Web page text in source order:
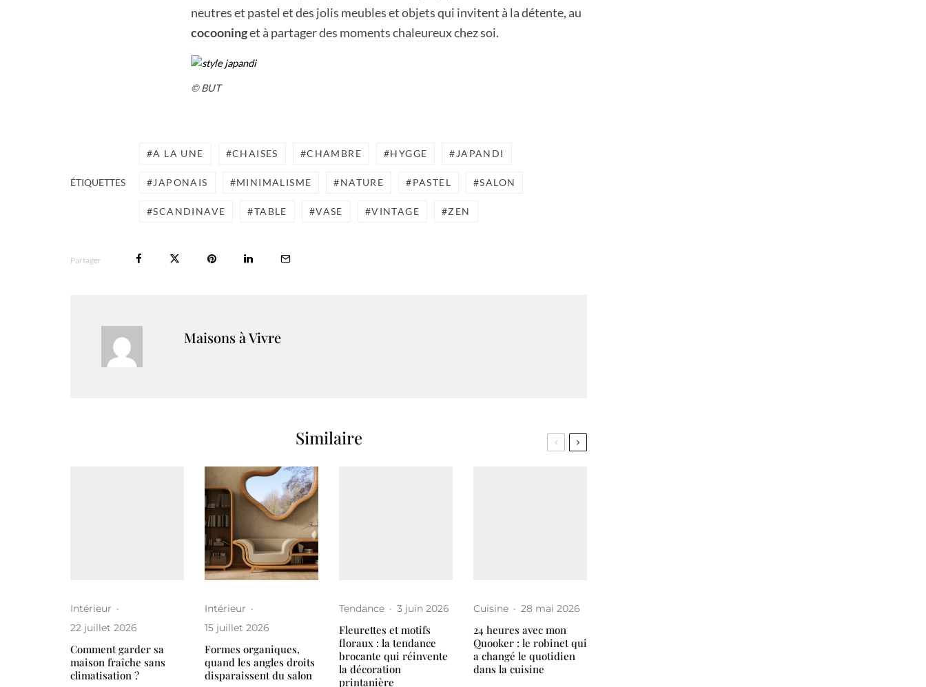
neutres et pastel et des jolis meubles et objets qui invitent à la détente, au
cocooninget à partager des moments chaleureux chez soi.
© BUT
ÉTIQUETTES
A LA UNE CHAISES CHAMBRE HYGGE JAPANDI
JAPONAIS MINIMALISME NATURE PASTEL SALON
SCANDINAVE TABLE VASE VINTAGE ZEN
Partager
Maisons à Vivre
Similaire
Intérieur ·
22 juillet 2026
Comment garder sa
maison fraîche sans
climatisation ?
Intérieur ·
15 juillet 2026
Formes organiques,
quand les angles droits
disparaissent du salon
Tendance · 3 juin 2026
Fleurettes et motifs
floraux : la tendance
brocante qui réinvente
la décoration
printanière
Cuisine · 28 mai 2026
24 heures avec mon
Quooker : le robinet qui
a changé le quotidien
dans la cuisine